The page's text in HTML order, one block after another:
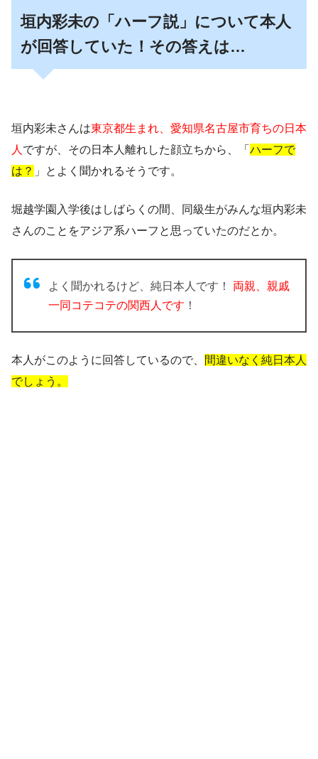
垣内彩未の「ハーフ説」について本人
が回答していた！その答えは…
垣内彩未さんは東京都生まれ、愛知県名古屋市育ちの日本
人 ですが、その日本人離れした顔立ちから、「 ハーフで
は？ 」とよく聞かれるそうです。
堀越学園入学後はしばらくの間、同級生がみんな垣内彩未
さんのことをアジア系ハーフと思っていたのだとか。
よく聞かれるけど、純日本人です！
両親、親戚
一同コテコテの関西人です ！
本人がこのように回答しているので、
間違いなく純日本人
でしょう。